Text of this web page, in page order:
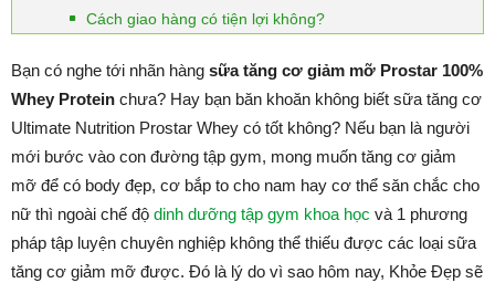
Cách giao hàng có tiện lợi không?
Bạn có nghe tới nhãn hàng sữa tăng cơ giảm mỡ Prostar 100%
Whey Protein chưa? Hay bạn băn khoăn không biết sữa tăng cơ
Ultimate Nutrition Prostar Whey có tốt không? Nếu bạn là người
mới bước vào con đường tập gym, mong muốn tăng cơ giảm
mỡ để có body đẹp, cơ bắp to cho nam hay cơ thể săn chắc cho
nữ thì ngoài chế độ dinh dưỡng tập gym khoa học và 1 phương
pháp tập luyện chuyên nghiệp không thể thiếu được các loại sữa
tăng cơ giảm mỡ được. Đó là lý do vì sao hôm nay, Khỏe Đẹp sẽ